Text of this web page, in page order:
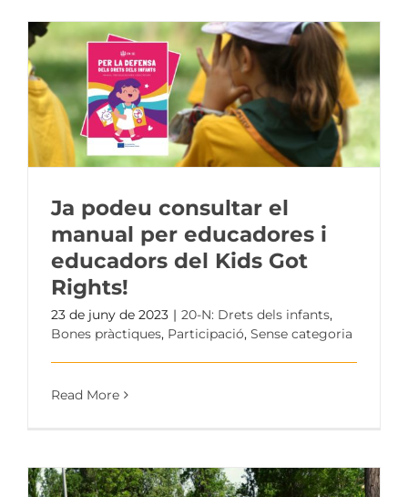
Ja podeu consultar el
manual per educadores i
educadors del Kids Got
Rights!
23 de juny de 2023 | 20-N: Drets dels infants,
Bones pràctiques, Participació, Sense categoria
Read More